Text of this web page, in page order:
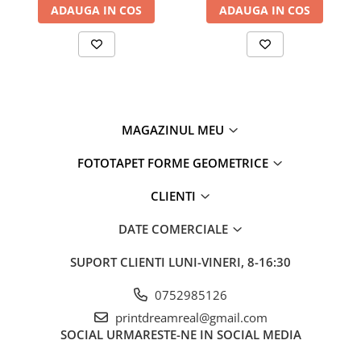
ADAUGA IN COS ADAUGA IN COS
MAGAZINUL MEU
FOTOTAPET FORME GEOMETRICE
CLIENTI
DATE COMERCIALE
SUPORT CLIENTI LUNI-VINERI, 8-16:30
0752985126
printdreamreal@gmail.com
SOCIAL URMARESTE-NE IN SOCIAL MEDIA